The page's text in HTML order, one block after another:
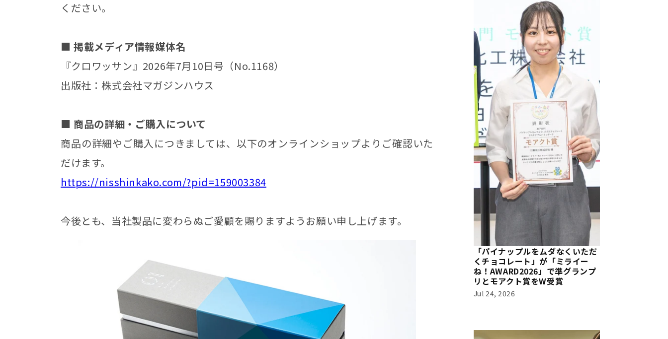
ください。
■ 掲載メディア情報媒体名
『クロワッサン』2026年7月10日号（No.1168）
出版社：株式会社マガジンハウス
■ 商品の詳細・ご購入について
商品の詳細やご購入につきましては、以下のオンラインショップよりご確認いた
だけます。
https://nisshinkako.com/?pid=159003384
今後とも、当社製品に変わらぬご愛顧を賜りますようお願い申し上げます。
「パイナップルをムダなくいただ
くチョコレート」が「ミライー
ね！AWARD2026」で準グランプ
リとモアクト賞をW受賞
Jul 24, 2026